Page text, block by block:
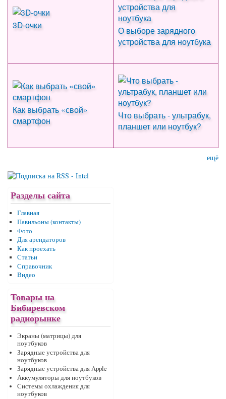
3D-очки
О выборе зарядного
устройства для ноутбука
Как выбрать «свой»
смартфон
Что выбрать - ультрабук,
планшет или ноутбук?
ещё
Разделы сайта
Главная
Павильоны (контакты)
Фото
Для арендаторов
Как проехать
Статьи
Справочник
Видео
Товары на
Бибиревском
радиорынке
Экраны (матрицы) для
ноутбуков
Зарядные устройства для
ноутбуков
Зарядные устройства для Apple
Аккумуляторы для ноутбуков
Системы охлаждения для
ноутбуков